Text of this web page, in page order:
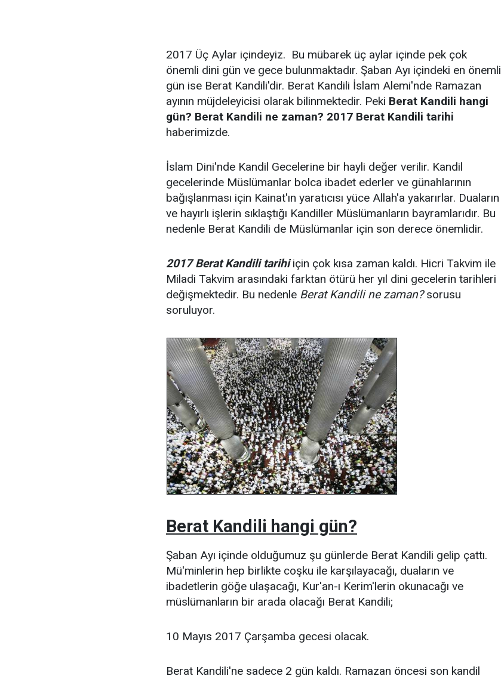
2017 Üç Aylar içindeyiz. Bu mübarek üç aylar içinde pek çok
önemli dini gün ve gece bulunmaktadır. Şaban Ayı içindeki en önemli
gün ise Berat Kandili'dir. Berat Kandili İslam Alemi'nde Ramazan
ayının müjdeleyicisi olarak bilinmektedir. Peki Berat Kandili hangi
gün? Berat Kandili ne zaman? 2017 Berat Kandili tarihi
haberimizde.
İslam Dini'nde Kandil Gecelerine bir hayli değer verilir. Kandil
gecelerinde Müslümanlar bolca ibadet ederler ve günahlarının
bağışlanması için Kainat'ın yaratıcısı yüce Allah'a yakarırlar. Duaların
ve hayırlı işlerin sıklaştığı Kandiller Müslümanların bayramlarıdır. Bu
nedenle Berat Kandili de Müslümanlar için son derece önemlidir.
2017 Berat Kandili tarihiiçin çok kısa zaman kaldı. Hicri Takvim ile
Miladi Takvim arasındaki farktan ötürü her yıl dini gecelerin tarihleri
değişmektedir. Bu nedenle Berat Kandili ne zaman?sorusu
soruluyor.
Berat Kandili hangi gün?
Şaban Ayı içinde olduğumuz şu günlerde Berat Kandili gelip çattı.
Mü'minlerin hep birlikte coşku ile karşılayacağı, duaların ve
ibadetlerin göğe ulaşacağı, Kur'an-ı Kerim'lerin okunacağı ve
müslümanların bir arada olacağı Berat Kandili;
10 Mayıs 2017 Çarşamba gecesi olacak.
Berat Kandili'ne sadece 2 gün kaldı. Ramazan öncesi son kandil